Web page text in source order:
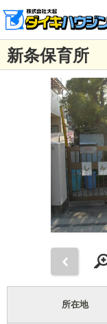
新条保育所
所在地